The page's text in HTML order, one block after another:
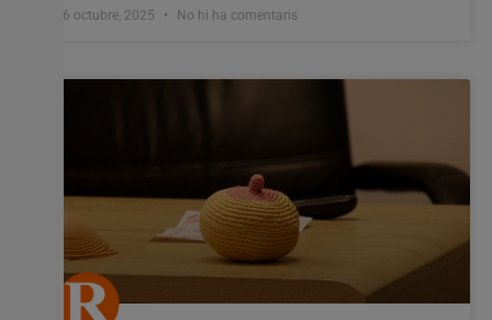
16 octubre, 2025 No hi ha comentaris